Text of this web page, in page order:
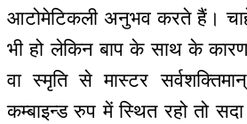
आटोमेटिकली अनुभव करते हैं।
भी हो लेकिन बाप के साथ के
वा स्मृति से मास्टर
कम्बाइन्ड रुप में स्थित रहो तो सदा